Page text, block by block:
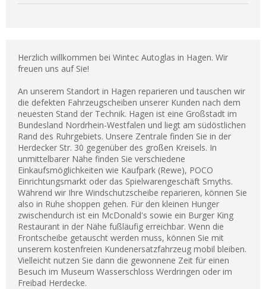
Herzlich willkommen bei Wintec Autoglas in Hagen. Wir
freuen uns auf Sie!
An unserem Standort in Hagen reparieren und tauschen wir
die defekten Fahrzeugscheiben unserer Kunden nach dem
neuesten Stand der Technik. Hagen ist eine Großstadt im
Bundesland Nordrhein-Westfalen und liegt am südöstlichen
Rand des Ruhrgebiets. Unsere Zentrale finden Sie in der
Herdecker Str. 30 gegenüber des großen Kreisels. In
unmittelbarer Nähe finden Sie verschiedene
Einkaufsmöglichkeiten wie Kaufpark (Rewe), POCO
Einrichtungsmarkt oder das Spielwarengeschäft Smyths.
Während wir Ihre Windschutzscheibe reparieren, können Sie
also in Ruhe shoppen gehen. Für den kleinen Hunger
zwischendurch ist ein McDonald's sowie ein Burger King
Restaurant in der Nähe fußläufig erreichbar. Wenn die
Frontscheibe getauscht werden muss, können Sie mit
unserem kostenfreien Kundenersatzfahrzeug mobil bleiben.
Vielleicht nutzen Sie dann die gewonnene Zeit für einen
Besuch im Museum Wasserschloss Werdringen oder im
Freibad Herdecke.